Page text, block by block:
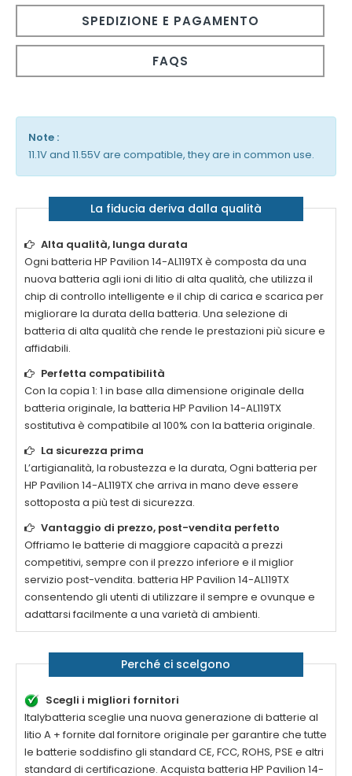
SPEDIZIONE E PAGAMENTO
FAQS
Note :
11.1V and 11.55V are compatible, they are in common use.
La fiducia deriva dalla qualità
Alta qualità, lunga durata
Ogni batteria HP Pavilion 14-AL119TXè composta da una
nuova batteria agli ioni di litio di alta qualità, che utilizza il
chip di controllo intelligente e il chip di carica e scarica per
migliorare la durata della batteria. Una selezione di
batteria di alta qualità che rende le prestazioni più sicure e
affidabili.
Perfetta compatibilità
Con la copia 1: 1 in base alla dimensione originale della
batteria originale, la batteria HP Pavilion 14-AL119TX
sostitutiva è compatibile al 100% con la batteria originale.
La sicurezza prima
L’artigianalità, la robustezza e la durata, Ogni batteria per
HP Pavilion 14-AL119TXche arriva in mano deve essere
sottoposta a più test di sicurezza.
Vantaggio di prezzo, post-vendita perfetto
Offriamo le batterie di maggiore capacità a prezzi
competitivi, sempre con il prezzo inferiore e il miglior
servizio post-vendita. batteria HP Pavilion 14-AL119TX
consentendo gli utenti di utilizzare il sempre e ovunque e
adattarsi facilmente a una varietà di ambienti.
Perché ci scelgono
Scegli i migliori fornitori
Italybatteria sceglie una nuova generazione di batterie al
litio A + fornite dal fornitore originale per garantire che tutte
le batterie soddisfino gli standard CE, FCC, ROHS, PSE e altri
standard di certificazione. Acquista batteria HP Pavilion 14-